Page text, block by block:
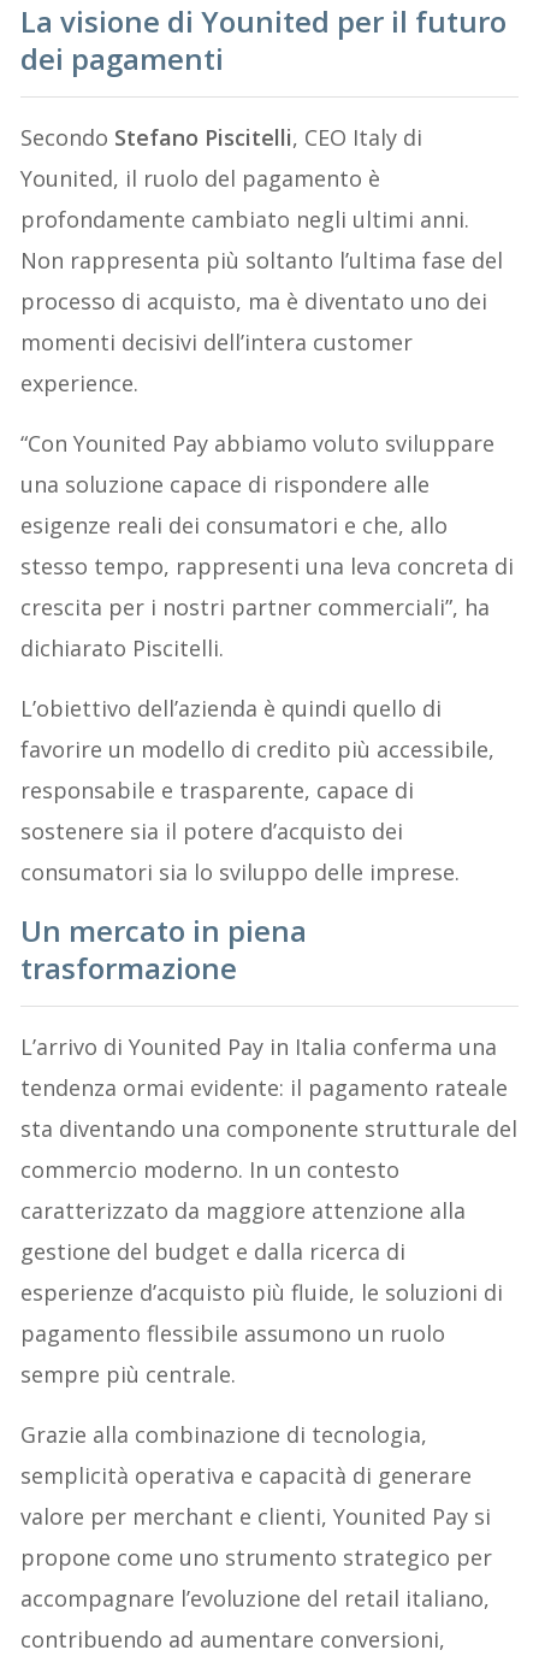
La visione di Younited per il futuro
dei pagamenti
Secondo Stefano Piscitelli, CEO Italy di
Younited, il ruolo del pagamento è
profondamente cambiato negli ultimi anni.
Non rappresenta più soltanto l’ultima fase del
processo di acquisto, ma è diventato uno dei
momenti decisivi dell’intera customer
experience.
“Con Younited Pay abbiamo voluto sviluppare
una soluzione capace di rispondere alle
esigenze reali dei consumatori e che, allo
stesso tempo, rappresenti una leva concreta di
crescita per i nostri partner commerciali”, ha
dichiarato Piscitelli.
L’obiettivo dell’azienda è quindi quello di
favorire un modello di credito più accessibile,
responsabile e trasparente, capace di
sostenere sia il potere d’acquisto dei
consumatori sia lo sviluppo delle imprese.
Un mercato in piena
trasformazione
L’arrivo di Younited Pay in Italia conferma una
tendenza ormai evidente: il pagamento rateale
sta diventando una componente strutturale del
commercio moderno. In un contesto
caratterizzato da maggiore attenzione alla
gestione del budget e dalla ricerca di
esperienze d’acquisto più fluide, le soluzioni di
pagamento flessibile assumono un ruolo
sempre più centrale.
Grazie alla combinazione di tecnologia,
semplicità operativa e capacità di generare
valore per merchant e clienti, Younited Pay si
propone come uno strumento strategico per
accompagnare l’evoluzione del retail italiano,
contribuendo ad aumentare conversioni,